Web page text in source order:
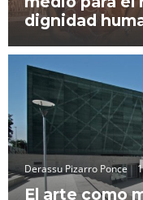
dignidad
Derassu Pizarro Ponce
El arte como